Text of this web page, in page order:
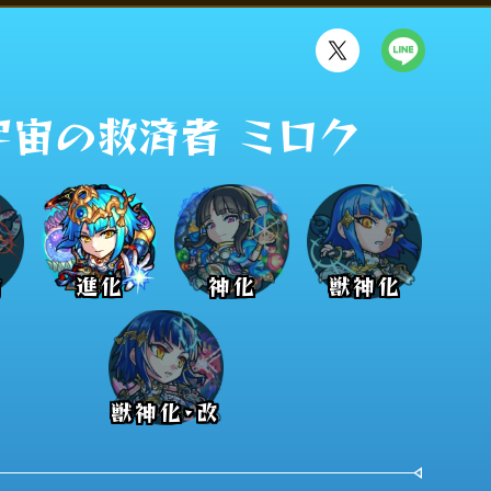
宙の救済者 ミロク
進化 神化 獣神化
獣神化･改